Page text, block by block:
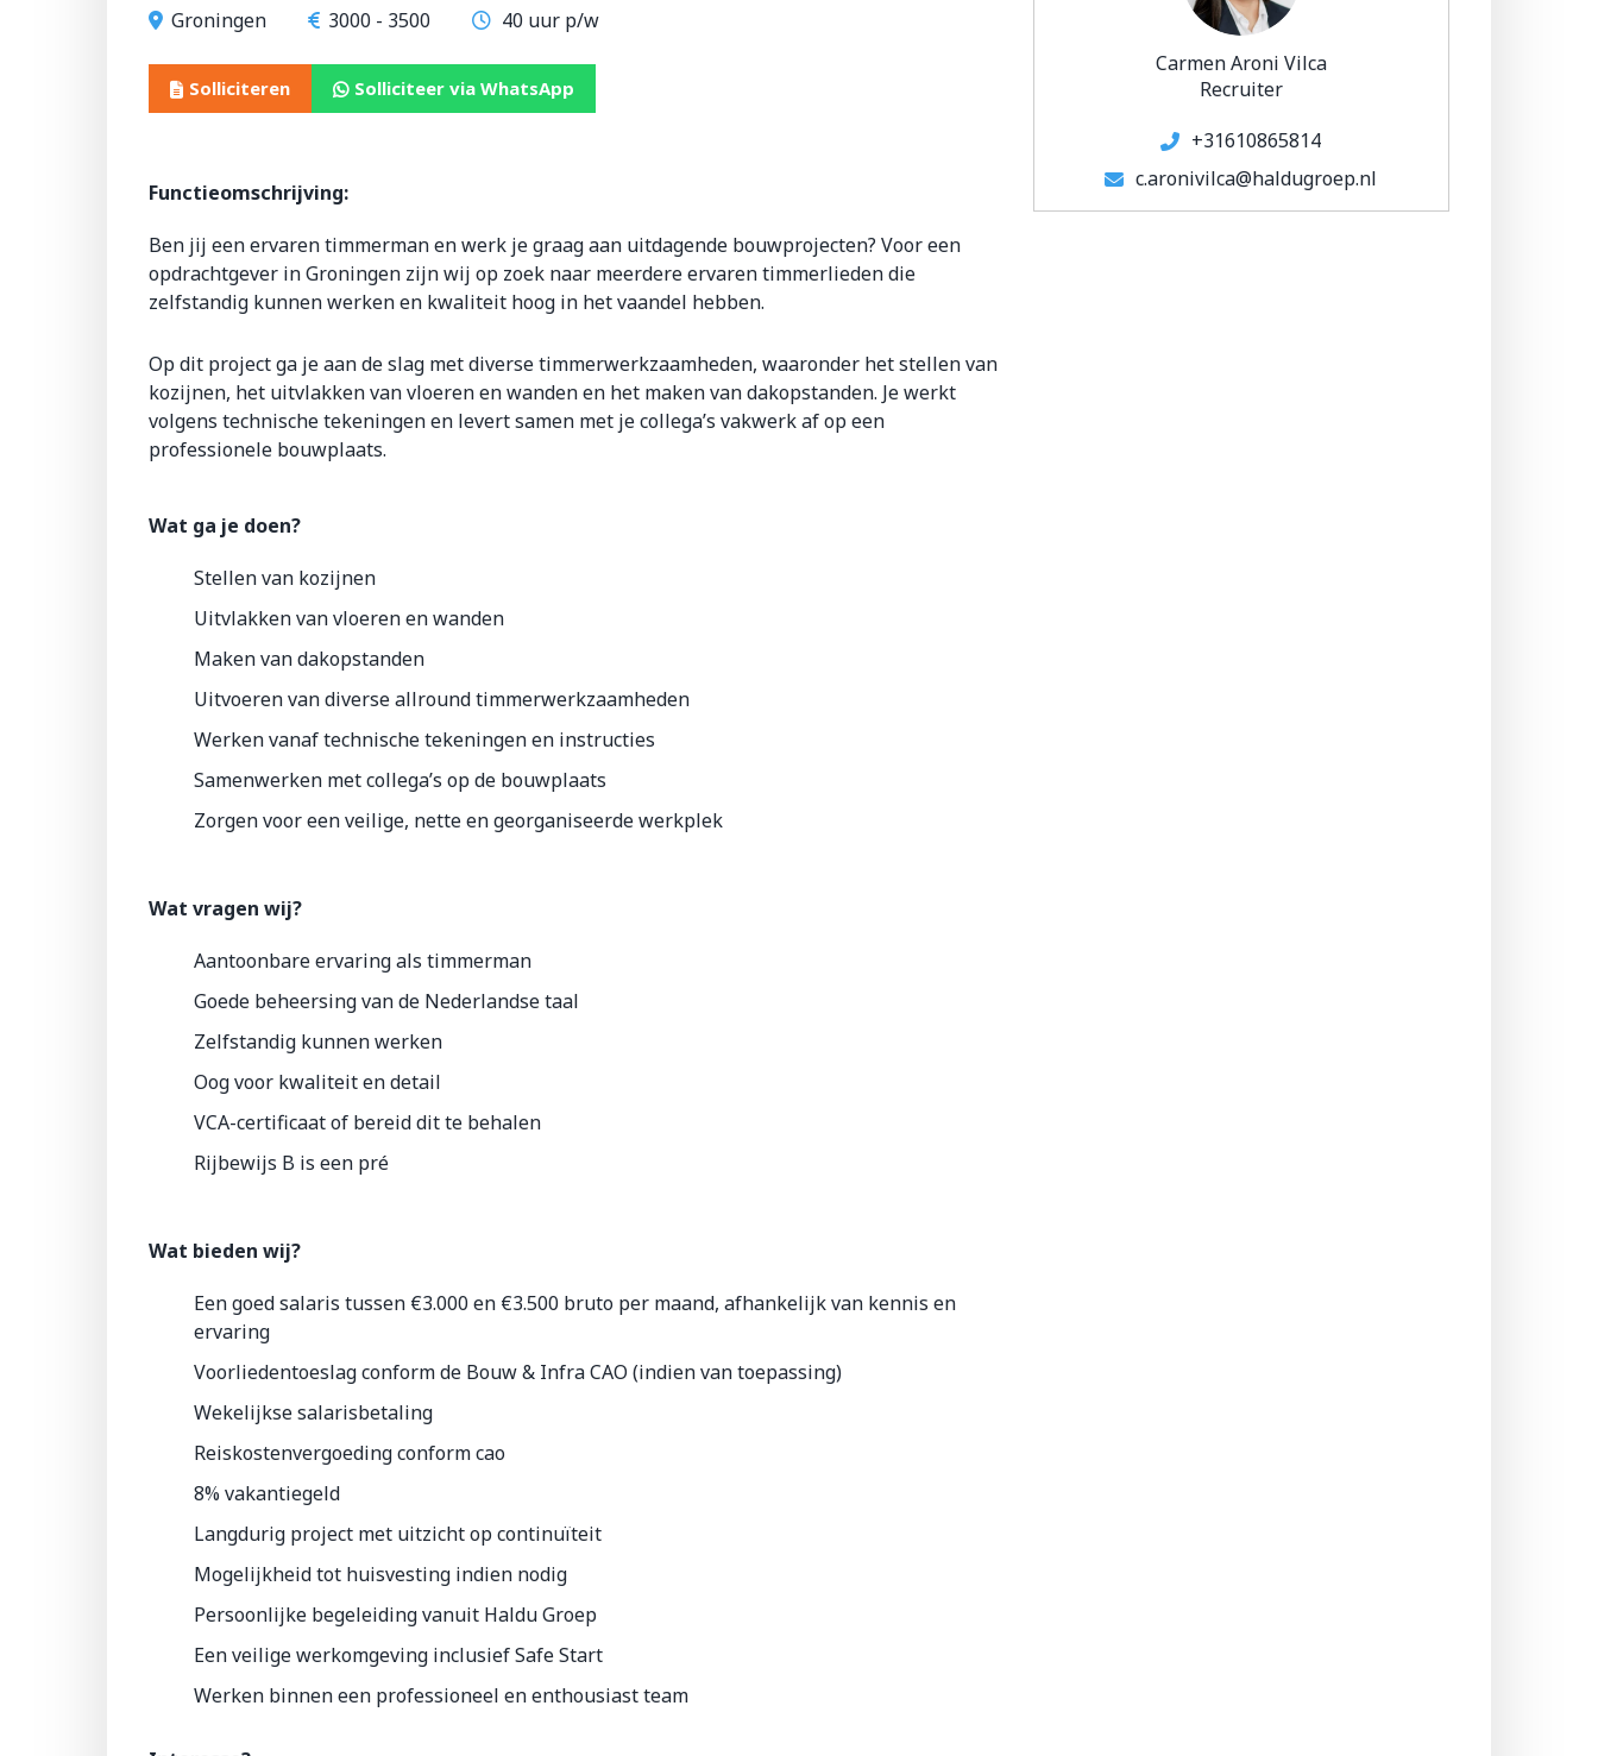
Groningen 3000 - 3500 40 uur p/w
Solliciteren Solliciteer via WhatsApp
Functieomschrijving:
Ben jij een ervaren timmerman en werk je graag aan uitdagende bouwprojecten? Voor een
opdrachtgever in Groningen zijn wij op zoek naar meerdere ervaren timmerlieden die
zelfstandig kunnen werken en kwaliteit hoog in het vaandel hebben.
Op dit project ga je aan de slag met diverse timmerwerkzaamheden, waaronder het stellen van
kozijnen, het uitvlakken van vloeren en wanden en het maken van dakopstanden. Je werkt
volgens technische tekeningen en levert samen met je collega’s vakwerk af op een
professionele bouwplaats.
Wat ga je doen?
Stellen van kozijnen
Uitvlakken van vloeren en wanden
Maken van dakopstanden
Uitvoeren van diverse allround timmerwerkzaamheden
Werken vanaf technische tekeningen en instructies
Samenwerken met collega’s op de bouwplaats
Zorgen voor een veilige, nette en georganiseerde werkplek
Wat vragen wij?
Aantoonbare ervaring als timmerman
Goede beheersing van de Nederlandse taal
Zelfstandig kunnen werken
Oog voor kwaliteit en detail
VCA-certificaat of bereid dit te behalen
Rijbewijs B is een pré
Wat bieden wij?
Een goed salaris tussen €3.000 en €3.500 bruto per maand, afhankelijk van kennis en
ervaring
Voorliedentoeslag conform de Bouw & Infra CAO (indien van toepassing)
Wekelijkse salarisbetaling
Reiskostenvergoeding conform cao
8% vakantiegeld
Langdurig project met uitzicht op continuïteit
Mogelijkheid tot huisvesting indien nodig
Persoonlijke begeleiding vanuit Haldu Groep
Een veilige werkomgeving inclusief Safe Start
Werken binnen een professioneel en enthousiast team
Carmen Aroni Vilca
Recruiter
+31610865814
c.aronivilca@haldugroep.nl